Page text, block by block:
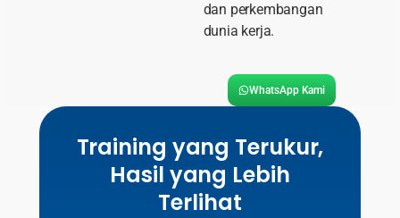
dan perkembangan
dunia kerja.
WhatsApp Kami
Training yang Terukur,
Hasil yang Lebih
Terlihat